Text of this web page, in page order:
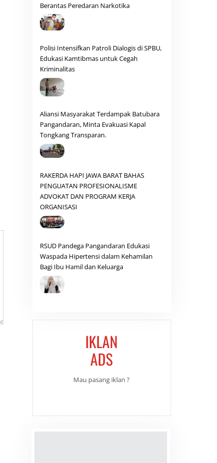
Berantas Peredaran Narkotika
Polisi Intensifkan Patroli Dialogis di SPBU,
Edukasi Kamtibmas untuk Cegah
Kriminalitas
Aliansi Masyarakat Terdampak Batubara
Pangandaran, Minta Evakuasi Kapal
Tongkang Transparan.
RAKERDA HAPI JAWA BARAT BAHAS
PENGUATAN PROFESIONALISME
ADVOKAT DAN PROGRAM KERJA
ORGANISASI
RSUD Pandega Pangandaran Edukasi
Waspada Hipertensi dalam Kehamilan
Bagi Ibu Hamil dan Keluarga
IKLAN
ADS
Mau pasang iklan ?